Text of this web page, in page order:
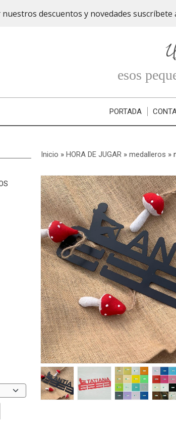
nuestros descuentos y novedades
esos
PORTADA
Inicio » HORA DE JUGAR» medalleros »